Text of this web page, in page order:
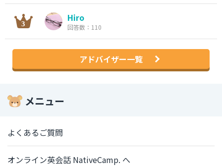
Hiro
回答数：110
アドバイザー一覧
メニュー
よくあるご質問
オンライン英会話 NativeCamp. へ